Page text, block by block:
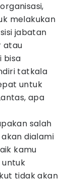
melakukan
jabatan
atau
bisa
tatkala
untuk
apa
salah
dialami
kamu
tidak akan